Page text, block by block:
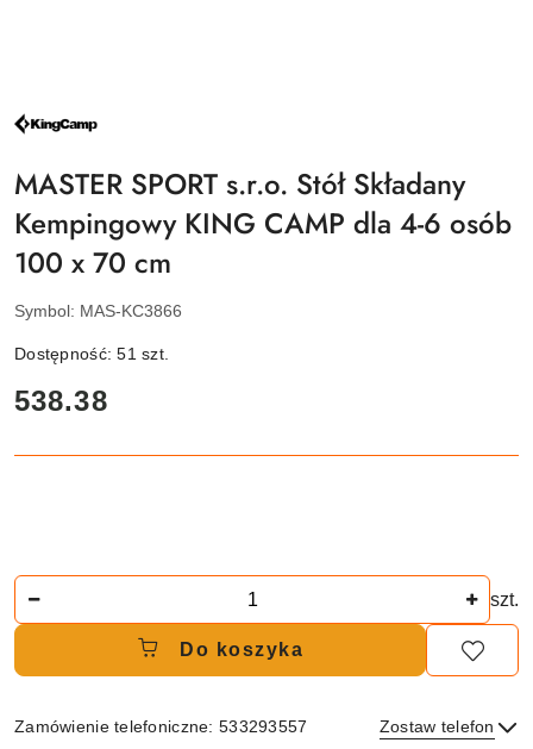
NAZWA
PRODUCENTA:
MASTER SPORT s.r.o. Stół Składany
Kempingowy KING CAMP dla 4-6 osób
100 x 70 cm
Symbol: MAS-KC3866
Dostępność:51szt.
cena:
538.38
szt.
Do koszyka
Zamówienie telefoniczne: 533293557 Zostaw telefon